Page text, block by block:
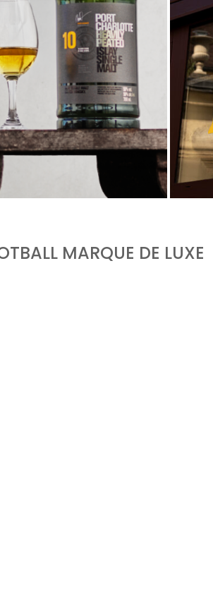
10 : CE QUE 40 PPM DIT
SANS...
FAT
MARQUE DE LUXE